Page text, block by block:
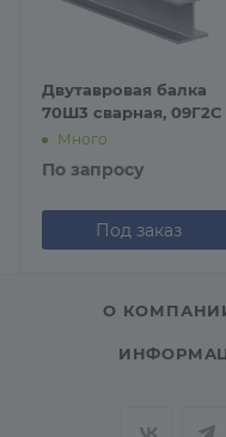
Двутавровая балка
70Ш3 сварная, 09Г2С
Много
По запросу
Под заказ
О